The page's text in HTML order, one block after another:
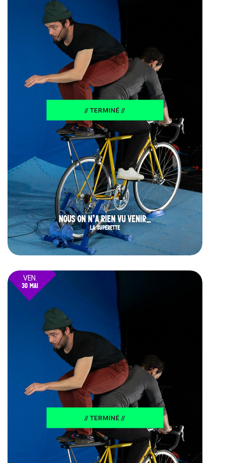
// TERMINÉ //
NOUS ON N’A RIEN VU VENIR…
LA SUPERETTE
VEN.
30 MAI
// TERMINÉ //